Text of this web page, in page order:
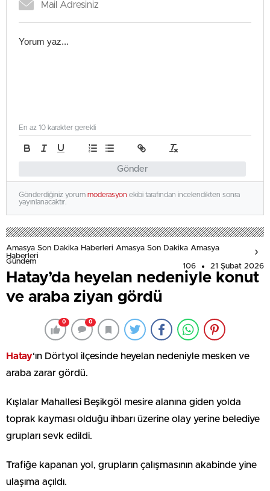
Gönder
En az 10 karakter gerekli
Gönderdiğiniz yorum moderasyon ekibi tarafından incelendikten sonra
yayınlanacaktır.
Amasya Son Dakika Haberleri Amasya Son Dakika Amasya
Haberleri
Gündem
106 21 Şubat 2026
Hatay’da heyelan nedeniyle konut
ve araba ziyan gördü
0 0
Hatay‘ın Dörtyol ilçesinde heyelan nedeniyle mesken ve
araba zarar gördü.
Kışlalar Mahallesi Beşikgöl mesire alanına giden yolda
toprak kayması olduğu ihbarı üzerine olay yerine belediye
grupları sevk edildi.
Trafiğe kapanan yol, grupların çalışmasının akabinde yine
ulaşıma açıldı.